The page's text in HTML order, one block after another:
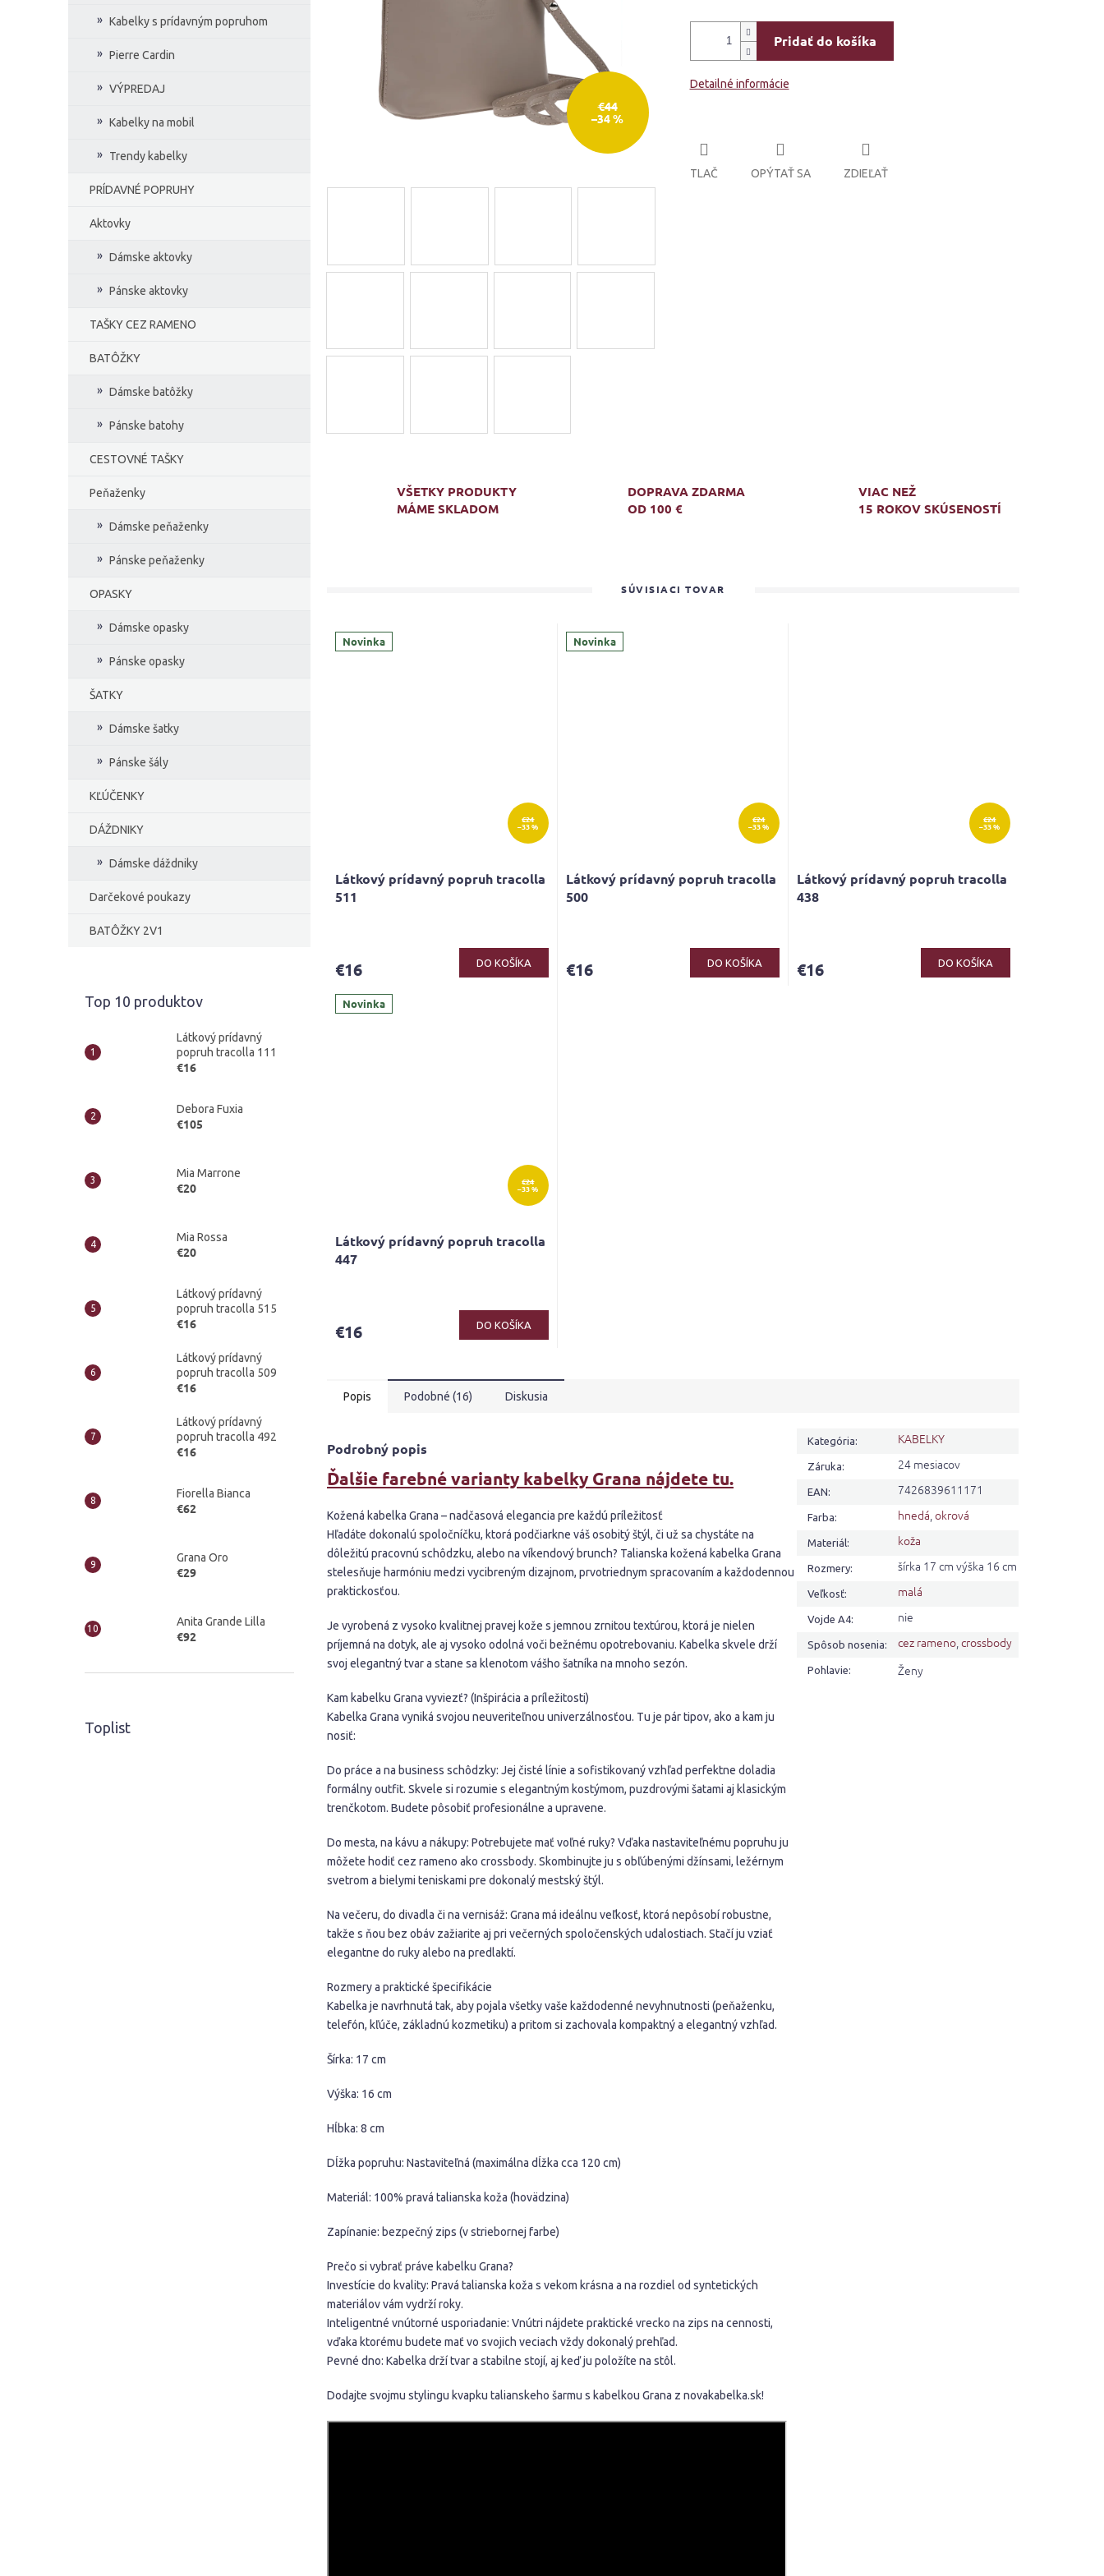
Kabelky s prídavným popruhom
Pierre Cardin
VÝPREDAJ
Kabelky na mobil
Trendy kabelky
PRÍDAVNÉ POPRUHY
Aktovky
Dámske aktovky
Pánske aktovky
TAŠKY CEZ RAMENO
BATÔŽKY
Dámske batôžky
Pánske batohy
CESTOVNÉ TAŠKY
Peňaženky
Dámske peňaženky
Pánske peňaženky
OPASKY
Dámske opasky
Pánske opasky
ŠATKY
Dámske šatky
Pánske šály
KĽÚČENKY
DÁŽDNIKY
Dámske dáždniky
Darčekové poukazy
BATÔŽKY 2V1
Top 10 produktov
Látkový prídavný
popruh tracolla 111
€16
Debora Fuxia
€105
Mia Marrone
€20
Mia Rossa
€20
Látkový prídavný
popruh tracolla 515
€16
Látkový prídavný
popruh tracolla 509
€16
Látkový prídavný
popruh tracolla 492
€16
Fiorella Bianca
€62
Grana Oro
€29
Anita Grande Lilla
€92
Toplist
€44
–34 %
Pridať do košíka
Detailné informácie
TLAČ OPÝTAŤ SA ZDIEĽAŤ
VŠETKY PRODUKTY
MÁME SKLADOM
DOPRAVA ZDARMA
OD 100 €
VIAC NEŽ
15 ROKOV SKÚSENOSTÍ
SÚVISIACI TOVAR
Novinka
€24
–33 %
Látkový prídavný popruh tracolla
511
je
€16 DO KOŠÍKA
Novinka
€24
–33 %
Látkový prídavný popruh tracolla
500
€16 DO KOŠÍKA
€24
–33 %
Látkový prídavný popruh tracolla
438
€16 DO KOŠÍKA
Novinka
€24
–33 %
Látkový prídavný popruh tracolla
447
€16 DO KOŠÍKA
Popis Podobné (16) Diskusia
Podrobný popis
Ďalšie farebné varianty kabelky Grana nájdete tu.
Kožená kabelka Grana – nadčasová elegancia pre každú príležitosť
Hľadáte dokonalú spoločníčku, ktorá podčiarkne váš osobitý štýl, či už sa chystáte na
dôležitú pracovnú schôdzku, alebo na víkendový brunch? Talianska kožená kabelka Grana
stelesňuje harmóniu medzi vycibreným dizajnom, prvotriednym spracovaním a každodennou
praktickosťou.
Je vyrobená z vysoko kvalitnej pravej kože s jemnou zrnitou textúrou, ktorá je nielen
príjemná na dotyk, ale aj vysoko odolná voči bežnému opotrebovaniu. Kabelka skvele drží
svoj elegantný tvar a stane sa klenotom vášho šatníka na mnoho sezón.
Kam kabelku Grana vyviezť? (Inšpirácia a príležitosti)
Kabelka Grana vyniká svojou neuveriteľnou univerzálnosťou. Tu je pár tipov, ako a kam ju
nosiť:
Do práce a na business schôdzky: Jej čisté línie a sofistikovaný vzhľad perfektne doladia
formálny outfit. Skvele si rozumie s elegantným kostýmom, puzdrovými šatami aj klasickým
trenčkotom. Budete pôsobiť profesionálne a upravene.
Do mesta, na kávu a nákupy: Potrebujete mať voľné ruky? Vďaka nastaviteľnému popruhu ju
môžete hodiť cez rameno ako crossbody. Skombinujte ju s obľúbenými džínsami, ležérnym
svetrom a bielymi teniskami pre dokonalý mestský štýl.
Na večeru, do divadla či na vernisáž: Grana má ideálnu veľkosť, ktorá nepôsobí robustne,
takže s ňou bez obáv zažiarite aj pri večerných spoločenských udalostiach. Stačí ju vziať
elegantne do ruky alebo na predlaktí.
Rozmery a praktické špecifikácie
Kabelka je navrhnutá tak, aby pojala všetky vaše každodenné nevyhnutnosti (peňaženku,
telefón, kľúče, základnú kozmetiku) a pritom si zachovala kompaktný a elegantný vzhľad.
Šírka: 17 cm
Výška: 16 cm
Hĺbka: 8 cm
Dĺžka popruhu: Nastaviteľná (maximálna dĺžka cca 120 cm)
Materiál: 100% pravá talianska koža (hovädzina)
Zapínanie: bezpečný zips (v striebornej farbe)
Prečo si vybrať práve kabelku Grana?
Investície do kvality: Pravá talianska koža s vekom krásna a na rozdiel od syntetických
materiálov vám vydrží roky.
Inteligentné vnútorné usporiadanie: Vnútri nájdete praktické vrecko na zips na cennosti,
vďaka ktorému budete mať vo svojich veciach vždy dokonalý prehľad.
Pevné dno: Kabelka drží tvar a stabilne stojí, aj keď ju položíte na stôl.
Dodajte svojmu stylingu kvapku talianskeho šarmu s kabelkou Grana z novakabelka.sk!
Kategória: KABELKY
Záruka: 24 mesiacov
EAN: 7426839611171
Farba: hnedá,okrová
Materiál: koža
Rozmery: šírka 17 cm výška 16 cm
Veľkosť: malá
Vojde A4: nie
Spôsob nosenia: cez rameno,crossbody
Pohlavie: Ženy